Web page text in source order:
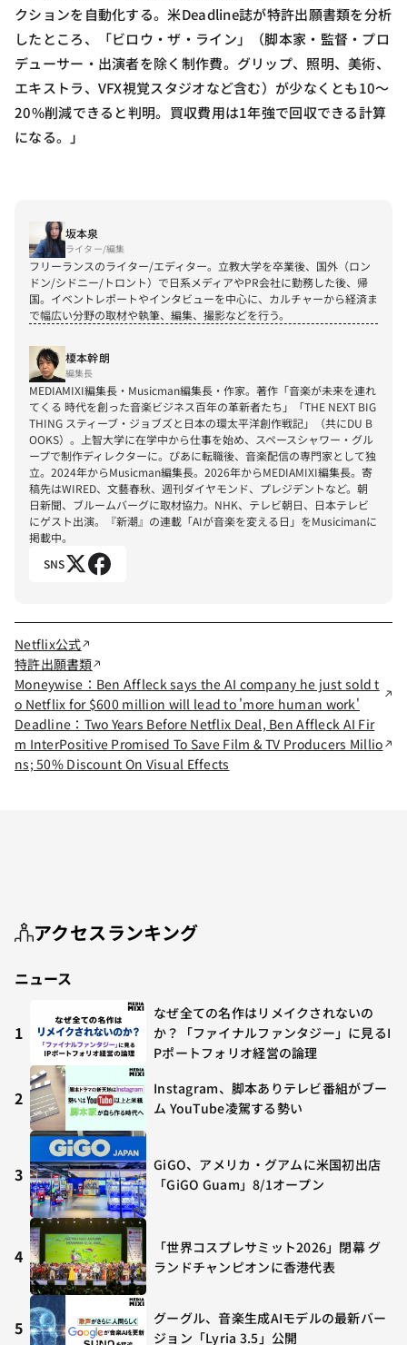
クションを自動化する。米Deadline誌が特許出願書類を分析
したところ、「ビロウ・ザ・ライン」（脚本家・監督・プロ
デューサー・出演者を除く制作費。グリップ、照明、美術、
エキストラ、VFX視覚スタジオなど含む）が少なくとも10〜
20%削減できると判明。買収費用は1年強で回収できる計算
になる。」
坂本泉
ライター/編集
フリーランスのライター/エディター。立教大学を卒業後、国外（ロン
ドン/シドニー/トロント）で日系メディアやPR会社に勤務した後、帰
国。イベントレポートやインタビューを中心に、カルチャーから経済ま
で幅広い分野の取材や執筆、編集、撮影などを行う。
榎本幹朗
編集長
MEDIAMIXI編集長・Musicman編集長・作家。著作「音楽が未来を連れ
てくる 時代を創った音楽ビジネス百年の革新者たち」「THE NEXT BIG
THING スティーブ・ジョブズと日本の環太平洋創作戦記」（共にDU B
OOKS）。上智大学に在学中から仕事を始め、スペースシャワー・グル
ープで制作ディレクターに。ぴあに転職後、音楽配信の専門家として独
立。2024年からMusicman編集長。2026年からMEDIAMIXI編集長。寄
稿先はWIRED、文藝春秋、週刊ダイヤモンド、プレジデントなど。朝
日新聞、ブルームバーグに取材協力。NHK、テレビ朝日、日本テレビ
にゲスト出演。『新潮』の連載「AIが音楽を変える日」をMusicimanに
掲載中。
SNS
Netflix公式
特許出願書類
Moneywise：Ben Affleck says the AI company he just sold t
o Netflix for $600 million will lead to 'more human work'
Deadline：Two Years Before Netflix Deal, Ben Affleck AI Fir
m InterPositive Promised To Save Film & TV Producers Millio
ns; 50% Discount On Visual Effects
アクセスランキング
ニュース
1
なぜ全ての名作はリメイクされないの
か？「ファイナルファンタジー」に見るI
Pポートフォリオ経営の論理
2
Instagram、脚本ありテレビ番組がブー
ム YouTube凌駕する勢い
3
GiGO、アメリカ・グアムに米国初出店
「GiGO Guam」8/1オープン
4
「世界コスプレサミット2026」閉幕 グ
ランドチャンピオンに香港代表
5
グーグル、音楽生成AIモデルの最新バー
ジョン「Lyria 3.5」公開